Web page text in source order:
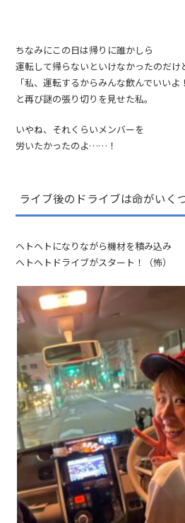
ちなみにこの日は帰りに誰かしら
運転して帰らないといけなかったのだけ
「私、運転するからみんな飲んでいいよ
と再び謎の張り切りを見せた私。
いやね、それくらいメンバーを
労いたかったのよ……！
ライブ後のドライブは命がいく
ヘトヘトになりながら機材を積み込み
ヘトヘトドライブがスタート！（怖）